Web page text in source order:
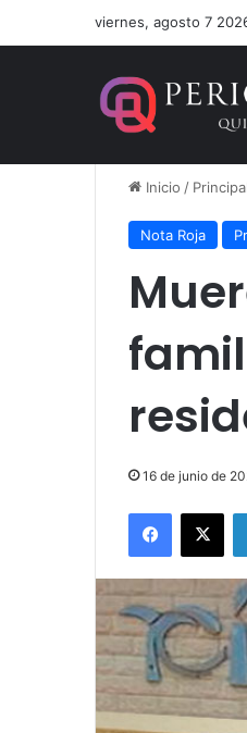
viernes, agosto 7
Inicio /
Nota Roja
16 de junio de
Facebook
X